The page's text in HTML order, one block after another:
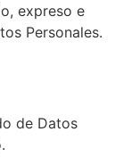
expreso e
Personales.
de Datos